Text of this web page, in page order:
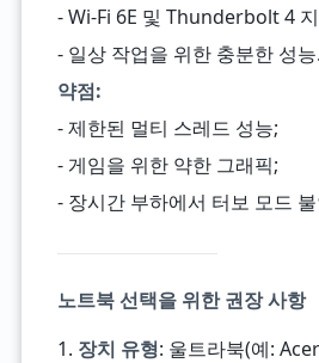
- Wi-Fi 6E 및 Thunderbolt 4
- 일상 작업을 위한 충분한 성능.
약점:
- 제한된 멀티 스레드 성능;
- 게임을 위한 약한 그래픽;
- 장시간 부하에서 터보 모드
노트북 선택을 위한 권장 사항
1. 장치 유형: 울트라북(예: